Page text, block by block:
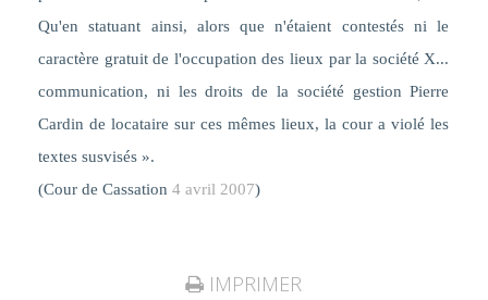
Qu'en statuant ainsi, alors que n'étaient contestés ni le
caractère gratuit de l'occupation des lieux par la société X...
communication, ni les droits de la société gestion Pierre
Cardin de locataire sur ces mêmes lieux, la cour a violé les
textes susvisés ».
(Cour de Cassation 4 avril 2007)
IMPRIMER